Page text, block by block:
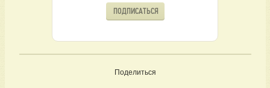
ПОДПИСАТЬСЯ
Поделиться